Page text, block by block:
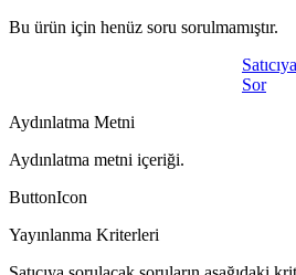
Bu ürün için henüz soru sorulmamıştır.
Satıcıya
Sor
Aydınlatma Metni
Aydınlatma metni içeriği.
ButtonIcon
Yayınlanma Kriterleri